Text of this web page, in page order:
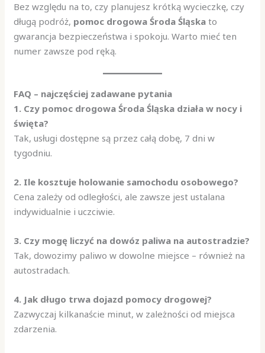
Bez względu na to, czy planujesz krótką wycieczkę, czy
długą podróż, pomoc drogowa Środa Śląska to
gwarancja bezpieczeństwa i spokoju. Warto mieć ten
numer zawsze pod ręką.
FAQ – najczęściej zadawane pytania
1. Czy pomoc drogowa Środa Śląska działa w nocy i
święta?
Tak, usługi dostępne są przez całą dobę, 7 dni w
tygodniu.
2. Ile kosztuje holowanie samochodu osobowego?
Cena zależy od odległości, ale zawsze jest ustalana
indywidualnie i uczciwie.
3. Czy mogę liczyć na dowóz paliwa na autostradzie?
Tak, dowozimy paliwo w dowolne miejsce – również na
autostradach.
4. Jak długo trwa dojazd pomocy drogowej?
Zazwyczaj kilkanaście minut, w zależności od miejsca
zdarzenia.